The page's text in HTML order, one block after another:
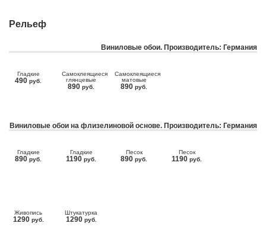
Рельеф
Виниловые обои. Производитель: Германия
Гладкие
490 руб.
Самоклеящиеся
глянцевые
890 руб.
Самоклеящиеся
матовые
890 руб.
Виниловые обои на флизелиновой основе. Производитель: Германия
Гладкие
890 руб.
Гладкие
1190 руб.
Песок
890 руб.
Песок
1190 руб.
Живопись
1290 руб.
Штукатурка
1290 руб.